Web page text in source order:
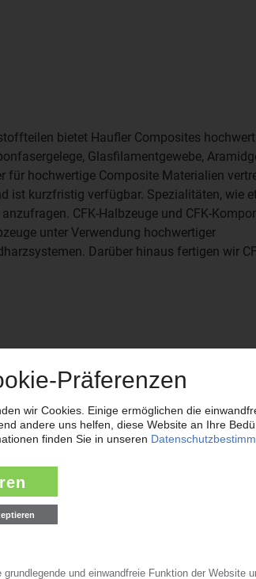
bietet Haufler Composites
Glasfilamentgewebe,
für hochwertige Composite Materialien
ist kurzfristig verfügbar. Spezialitäten, wie
CFK-Halbzeuge und CFK-
unter Verwendung hochwertiger
Darüber hinaus fertigen wir